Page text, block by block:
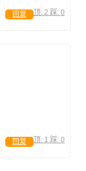
顶: 2 踩: 0
回复
顶: 1 踩: 0
回复